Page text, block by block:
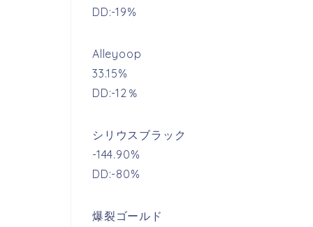
DD:-19%
Alleyoop
33.15%
DD:-12％
シリウスブラック
-144.90%
DD:-80%
爆裂ゴールド